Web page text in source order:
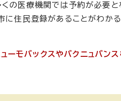
の医療機関では予約が必要
住民登録があることがわかる
ーモバックスやバクニュバン